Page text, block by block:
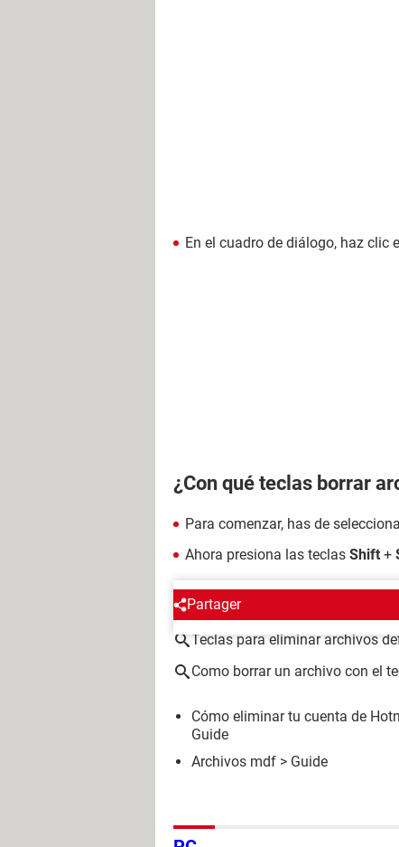
En el cuadro de diálogo, haz clic
¿Con qué teclas borrar
Para comenzar, has de
Ahora presiona las teclas Shift +
Partager
ALREDEDOR DEL MISMO
Teclas para eliminar archivos
Como borrar un archivo con el
Cómo eliminar tu cuenta de
Guide
Archivos mdf > Guide